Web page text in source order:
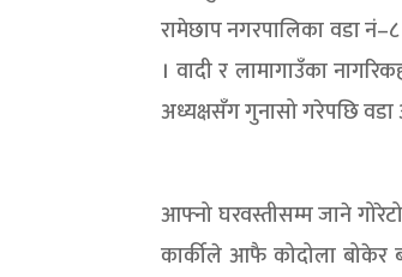
रामेछाप नगरपालिका वडा नं–८
। वादी र लामागाउँका
अध्यक्षसँग गुनासो गरेपछि
आफ्नो घरवस्तीसम्म जाने
कार्कीले आफै कोदोला बोकेर